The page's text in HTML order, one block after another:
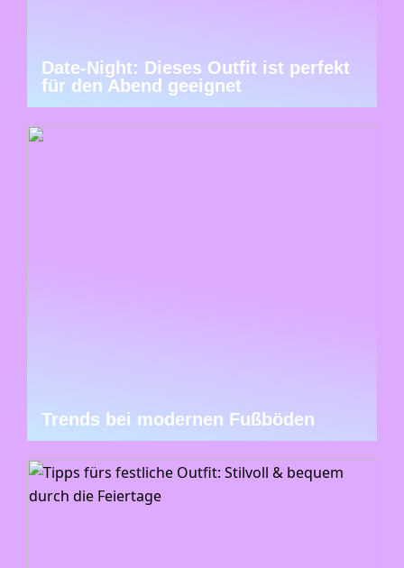
Date-Night: Dieses Outfit ist perfekt
für den Abend geeignet
Trends bei modernen Fußböden